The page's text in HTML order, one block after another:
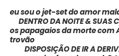
eu sou o jet-set do amor
DENTRO DA NOITE & SUAS
os papagaios da morte com
trovão
DISPOSIÇÃO DE IR A